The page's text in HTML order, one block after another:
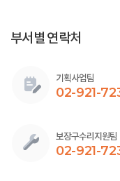
부서별 연락처
기획사업팀
02-921-
보장구수리지원팀
02-921-